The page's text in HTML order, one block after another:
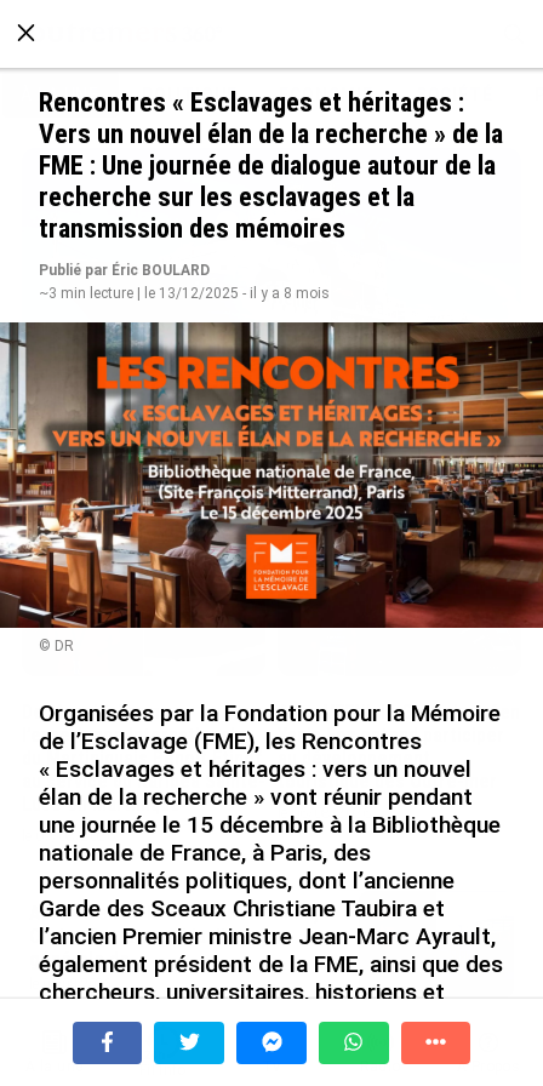
À LA UNE POLITIQUE ECONOMIE SOCIÉTÉ
Rapport 2025 de l’Ifremer : un engagement
décisif dans les Outre-mer
le 07/08/2026
De Messi à Trump :
l’expérience internationale
du Martiniquais Benoît Etinof
au service du Karibea Sainte-
Luce en Martinique
le 07/08/2026
Avec VEENI, le Guadeloupéen
Yanis Foy entend participer
touristique des Outre-mer
le 06/08/2026
Après 5 ans à la SARA aux Antilles,
Olivier Cotta prend la direction
générale de...
le 05/08/2026
En juin 2026, les prix à la
consommation diminuent à
À la une Tv Radio A Propos
Rencontres « Esclavages et héritages :
Vers un nouvel élan de la recherche » de la
FME : Une journée de dialogue autour de la
recherche sur les esclavages et la
transmission des mémoires
Publié par Éric BOULARD
~3 min lecture | le 13/12/2025 - il y a 8 mois
© DR
Organisées par la Fondation pour la Mémoire
de l’Esclavage (FME), les Rencontres
« Esclavages et héritages : vers un nouvel
élan de la recherche » vont réunir pendant
une journée le 15 décembre à la Bibliothèque
nationale de France, à Paris, des
personnalités politiques, dont l’ancienne
Garde des Sceaux Christiane Taubira et
l’ancien Premier ministre Jean-Marc Ayrault,
également président de la FME, ainsi que des
chercheurs, universitaires, historiens et
membres de la Fondation. Objectif : faire le
point sur les avancées de la recherche,